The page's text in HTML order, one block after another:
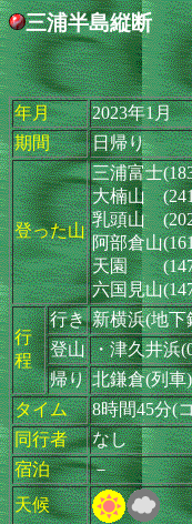
三浦半島縦断
年月
2023年1月
期間
日帰り
登った山
三浦富士
大楠山
乳頭山
阿部倉山
天園 (147
六国見山
行
程
行き 新横浜(地下
登山 ・津久井浜
帰り 北鎌倉(列車
タイム
8時間45分(
同行者
なし
宿泊
－
天候